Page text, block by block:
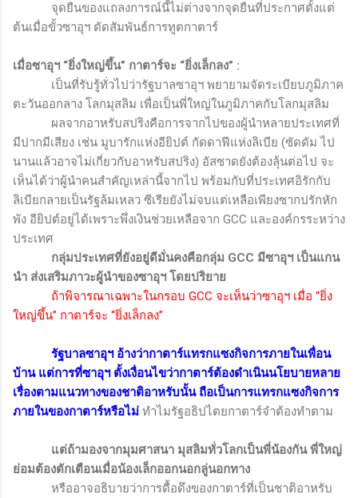
จุดยืนของแถลงการณ์นี้ไม่ต่างจากจุดยืนที่ประกาศตั้งแต่
ต้นเมื่อขั้วซาอุฯ ตัดสัมพันธ์การทูตกาตาร์
เมื่อซาอุฯ “ยิ่งใหญ่ขึ้น” กาตาร์จะ “ยิ่งเล็กลง” :
เป็นที่รับรู้ทั่วไปว่ารัฐบาลซาอุฯ พยายามจัดระเบียบภูมิภาค
ตะวันออกลาง โลกมุสลิม เพื่อเป็นพี่ใหญ่ในภูมิภาคกับโลกมุสลิม
ผลจากอาหรับสปริงคือการจากไปของผู้นำหลายประเทศที่
มีปากมีเสียง เช่น มูบารักแห่งอียิปต์ กัดดาฟีแห่งลิเบีย (ซัดดัม ไป
นานแล้วอาจไม่เกี่ยวกับอาหรับสปริง) อัสซาดยังต้องลุ้นต่อไป จะ
เห็นได้ว่าผู้นำคนสำคัญเหล่านี้จากไป พร้อมกับที่ประเทศอิรักกับ
ลิเบียกลายเป็นรัฐล้มเหลว ซีเรียยังไม่จบแต่เหลือเพียงซากปรักหัก
พัง อียิปต์อยู่ได้เพราะพึ่งเงินช่วยเหลือจาก GCC และองค์กรระหว่าง
ประเทศ
กลุ่มประเทศที่ยังอยู่ดีมั่นคงคือกลุ่ม GCC มีซาอุฯ เป็นแกน
นำ ส่งเสริมภาวะผู้นำของซาอุฯ โดยปริยาย
ถ้าพิจารณาเฉพาะในกรอบ GCC จะเห็นว่าซาอุฯ เมื่อ “ยิ่ง
ใหญ่ขึ้น” กาตาร์จะ “ยิ่งเล็กลง”
รัฐบาลซาอุฯ อ้างว่ากาตาร์แทรกแซงกิจการภายในเพื่อน
บ้าน แต่การที่ซาอุฯ ตั้งเงื่อนไขว่ากาตาร์ต้องดำเนินนโยบายหลาย
เรื่องตามแนวทางของชาติอาหรับนั้น ถือเป็นการแทรกแซงกิจการ
ภายในของกาตาร์หรือไม่ ทำไมรัฐอธิปไตยกาตาร์จำต้องทำตาม
แต่ถ้ามองจากมุมศาสนา มุสลิมทั่วโลกเป็นพี่น้องกัน พี่ใหญ่
ย่อมต้องตักเตือนเมื่อน้องเล็กออกนอกลู่นอกทาง
หรืออาจอธิบายว่าการดื้อดึงของกาตาร์ที่เป็นชาติอาหรับ